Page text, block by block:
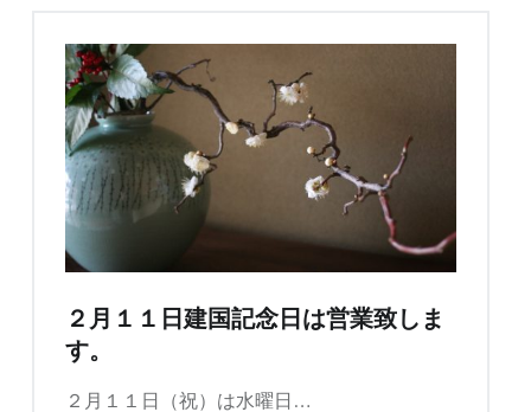
２月１１日建国記念日は営業致しま
す。
２月１１日（祝）は水曜日…